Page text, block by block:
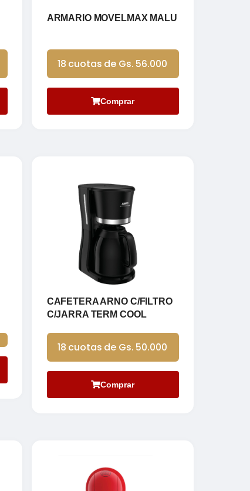
ARMARIO MOVELMAX MALU
18 cuotas de Gs. 56.000
Comprar
CAFETERA ARNO C/FILTRO
C/JARRA TERM COOL
18 cuotas de Gs. 50.000
Comprar